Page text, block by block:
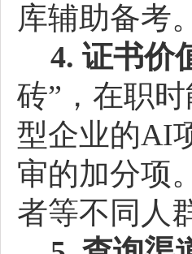
库辅助备考。
4. 证书价
砖”，在职
型企业的AI
审的加分项
者等不同人